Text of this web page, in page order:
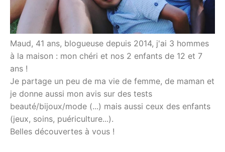
Maud, 41 ans, blogueuse depuis 2014, j'ai 3 hommes
à la maison : mon chéri et nos 2 enfants de 12 et 7
ans !
Je partage un peu de ma vie de femme, de maman et
je donne aussi mon avis sur des tests
beauté/bijoux/mode (...) mais aussi ceux des enfants
(jeux, soins, puériculture...).
Belles découvertes à vous !